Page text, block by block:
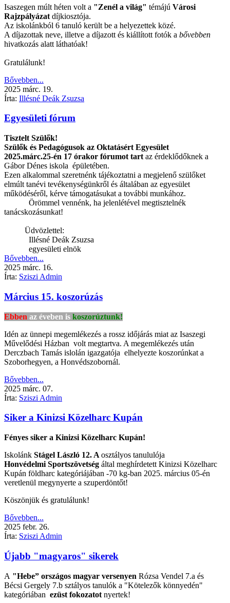
Isaszegen múlt héten volt a "Zenél a világ" témájú Városi
Rajzpályázat díjkiosztója.
Az iskolánkból 6 tanuló került be a helyezettek közé.
A díjazottak neve, illetve a díjazott és kiállított fotók a bővebben
hivatkozás alatt láthatóak!
Gratulálunk!
Bővebben...
2025 márc. 19.
Írta: Illésné Deák Zsuzsa
Egyesületi fórum
Tisztelt Szülők!
Szülők és Pedagógusok az Oktatásért Egyesület
2025.márc.25-én 17 órakor fórumot tart az érdeklődőknek a
Gábor Dénes iskola épületében.
Ezen alkalommal szeretnénk tájékoztatni a megjelenő szülőket
elmúlt tanévi tevékenységünkről és általában az egyesület
működéséről, kérve támogatásukat a további munkához.
Örömmel vennénk, ha jelenlétével megtisztelnék
tanácskozásunkat!
Üdvözlettel:
Illésné Deák Zsuzsa
egyesületi elnök
Bővebben...
2025 márc. 16.
Írta: Sziszi Admin
Március 15. koszorúzás
Ebben az éveben is koszorúztunk!
Idén az ünnepi megemlékezés a rossz időjárás miat az Isaszegi
Művelődési Házban volt megtartva. A megemlékezés után
Derczbach Tamás islolán igazgatója elhelyezte koszorúnkat a
Szoborhegyen, a Honvédszobornál.
Bővebben...
2025 márc. 07.
Írta: Sziszi Admin
Siker a Kinizsi Közelharc Kupán
Fényes siker a Kinizsi Közelharc Kupán!
Iskolánk Stágel László 12. A osztályos tanululója
Honvédelmi Sportszövetség által meghírdetett Kinizsi Közelharc
Kupán földharc kategóriájában -70 kg-ban 2025. március 05-én
veretlenül megynyerte a szuperdöntőt!
Köszönjük és gratulálunk!
Bővebben...
2025 febr. 26.
Írta: Sziszi Admin
Újabb "magyaros" sikerek
A "Hebe” országos magyar versenyen Rózsa Vendel 7.a és
Bécsi Gergely 7.b sztályos tanulók a "Kötelezők könnyedén"
kategóriában ezüst fokozatot nyertek!